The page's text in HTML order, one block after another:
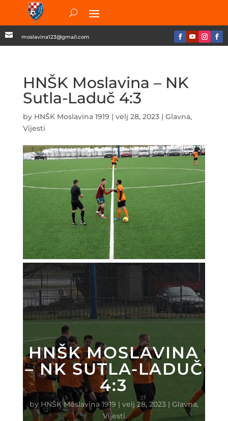
 moslavina123@gmail.com
HNŠK Moslavina – NK
Sutla-Laduč 4:3
by HNŠK Moslavina 1919 | velj 28, 2023| Glavna,
Vijesti
HNŠK MOSLAVINA
– NK SUTLA-LADUČ
4:3
by HNŠK Moslavina 1919 | velj 28, 2023| Glavna,
Vijesti